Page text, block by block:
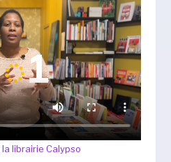
librairie Calypso